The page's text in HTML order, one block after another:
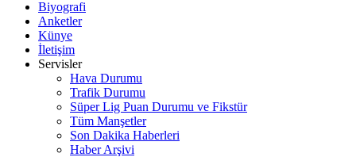
Biyografi
Anketler
Künye
İletişim
Servisler
Hava Durumu
Trafik Durumu
Süper Lig Puan Durumu ve Fikstür
Tüm Manşetler
Son Dakika Haberleri
Haber Arşivi